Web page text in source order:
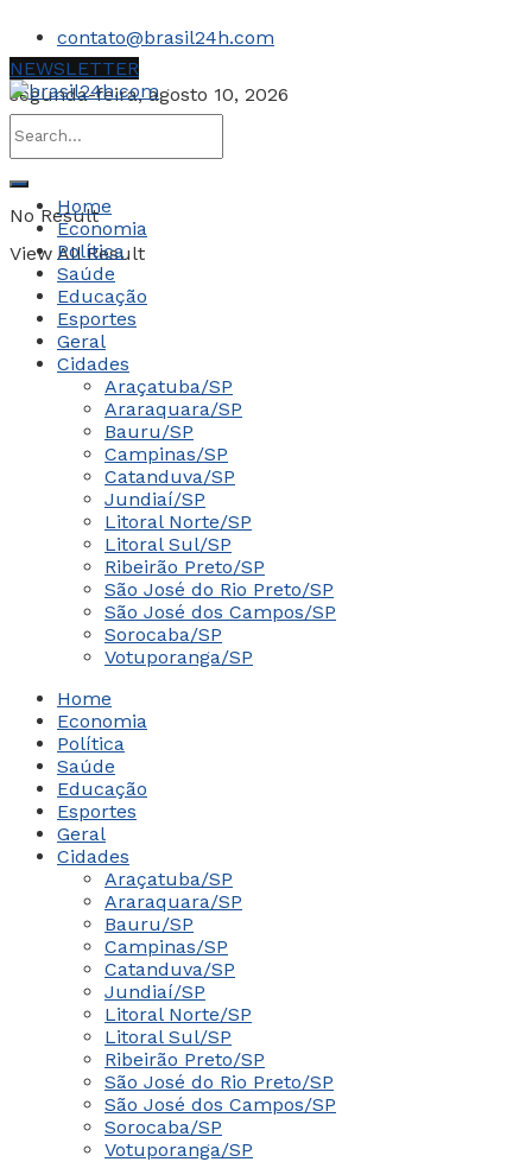
contato@brasil24h.com
segunda-feira, agosto 10, 2026
No Result
View All Result
NEWSLETTER
Home
Economia
Política
Saúde
Educação
Esportes
Geral
Cidades
Araçatuba/SP
Araraquara/SP
Bauru/SP
Campinas/SP
Catanduva/SP
Jundiaí/SP
Litoral Norte/SP
Litoral Sul/SP
Ribeirão Preto/SP
São José do Rio Preto/SP
São José dos Campos/SP
Sorocaba/SP
Votuporanga/SP
Home
Economia
Política
Saúde
Educação
Esportes
Geral
Cidades
Araçatuba/SP
Araraquara/SP
Bauru/SP
Campinas/SP
Catanduva/SP
Jundiaí/SP
Litoral Norte/SP
Litoral Sul/SP
Ribeirão Preto/SP
São José do Rio Preto/SP
São José dos Campos/SP
Sorocaba/SP
Votuporanga/SP